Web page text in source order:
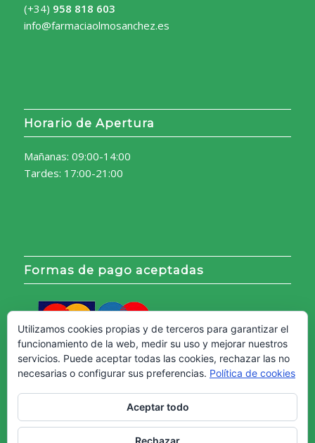
(+34) 958 818 603
info@farmaciaolmosanchez.es
Horario de Apertura
Mañanas: 09:00-14:00
Tardes: 17:00-21:00
Formas de pago aceptadas
Utilizamos cookies propias y de terceros para garantizar el
funcionamiento de la web, medir su uso y mejorar nuestros
servicios. Puede aceptar todas las cookies, rechazar las no
necesarias o configurar sus preferencias. Política de cookies
Aceptar todo
Rechazar